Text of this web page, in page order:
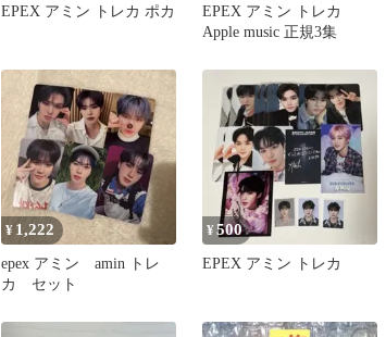
EPEX アミン トレカ ポカ
EPEX アミン トレカ
Apple music 正規3集
¥ 1,222
epex アミン amin トレ
カ セット
¥500
EPEX アミン トレカ